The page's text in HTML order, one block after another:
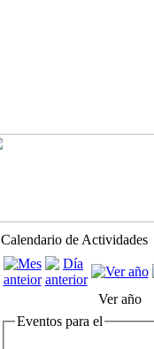
Calendario de Actividades
Ver año
Eventos para el